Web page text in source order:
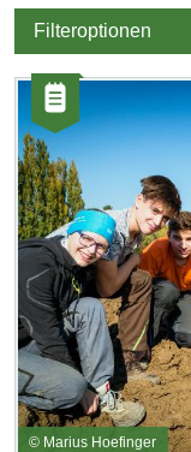
Filteroptionen
Kategorie:
Artikel
© Marius Hoefinger